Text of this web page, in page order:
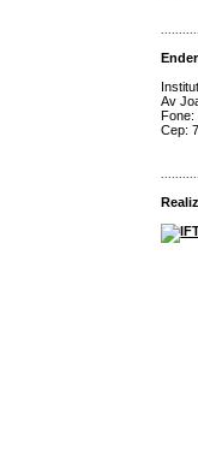
Av
Fone:
Cep: